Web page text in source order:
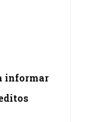
informar